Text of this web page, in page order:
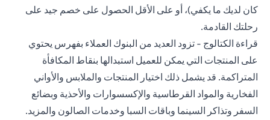
كان لديك ما يكفي)، أو على الأقل الحصول على خصم جيد على
رحلتك القادمة.
قراءة الكتالوج - تزود العديد من البنوك العملاء بفهرس يحتوي
على المنتجات التي يمكن للعميل استبدالها بنقاط المكافأة
المتراكمة. قد يشمل ذلك اختيار المنتجات والملابس والأواني
الفخارية والمواد القرطاسية والإكسسوارات والأحذية وبضائع
السفر وتذاكر السينما وباقات السبا وخدمات الصالون والمزيد.